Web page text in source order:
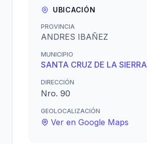
UBICACIÓN
PROVINCIA
ANDRES IBAÑEZ
MUNICIPIO
SANTA CRUZ DE LA SIERRA
DIRECCIÓN
Nro. 90
GEOLOCALIZACIÓN
Ver en Google Maps